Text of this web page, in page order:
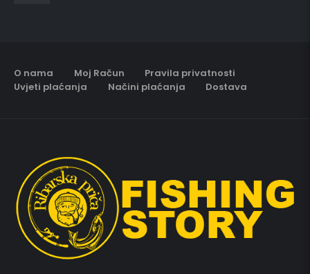
O nama Moj Račun
Pravila privatnosti
Uvjeti plaćanja
Načini plaćanja Dostava